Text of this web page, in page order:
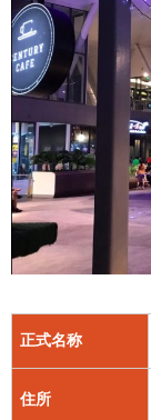
正式名称
住所